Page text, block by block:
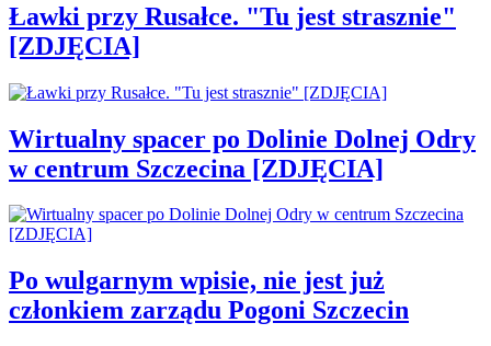
Ławki przy Rusałce. "Tu jest strasznie"
[ZDJĘCIA]
Wirtualny spacer po Dolinie Dolnej Odry
w centrum Szczecina [ZDJĘCIA]
Po wulgarnym wpisie, nie jest już
członkiem zarządu Pogoni Szczecin